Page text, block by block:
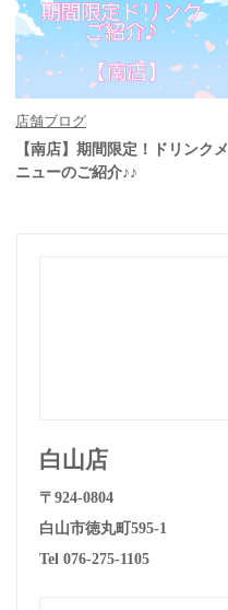
店舗ブログ
【南店】期間限定！ドリンクメ
ニューのご紹介♪♪
白山店
〒924-0804
白山市徳丸町595-1
Tel 076-275-1105